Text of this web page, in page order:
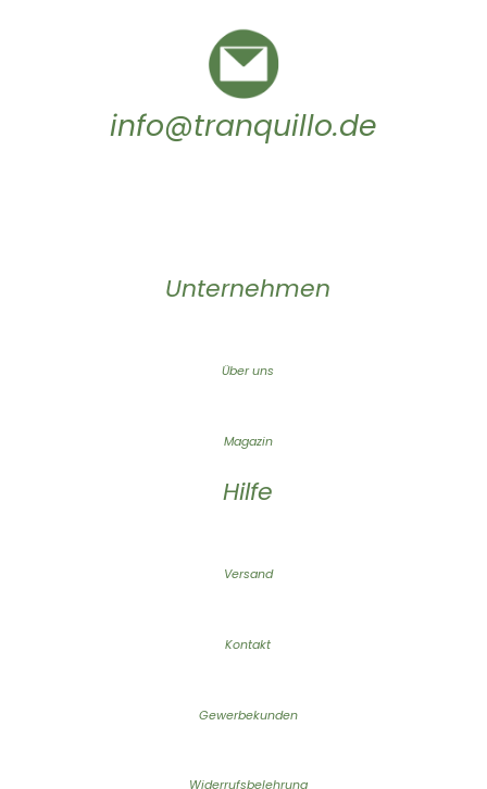
info@tranquillo.de
Unternehmen
Über uns
Magazin
Hilfe
Versand
Kontakt
Gewerbekunden
Widerrufsbelehrung